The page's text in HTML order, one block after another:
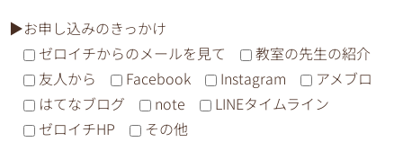
▶︎お申し込みのきっかけ
ゼロイチからのメールを見て
教室の先生の紹介
友人から
Facebook Instagram
アメブロ
はてなブログ
note
LINEタイムライン
ゼロイチHP
その他